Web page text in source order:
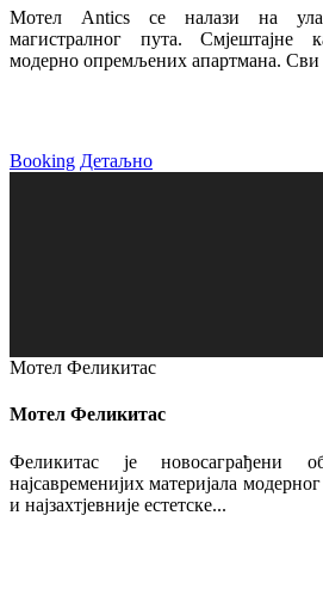
Мотел Antics се налази на
магистралног пута. Смјештајне
модерно опремљених апартмана. Сви
Booking Детаљно
Мотел Феликитас
Мотел Феликитас
Феликитас је новосаграђени
најсавременијих материјала
и најзахтјевније естетске...